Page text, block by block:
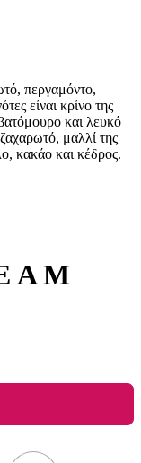
περγαμόντο,
είναι κρίνο της
και λευκό
μαλλί της
κακάο και κέδρος.